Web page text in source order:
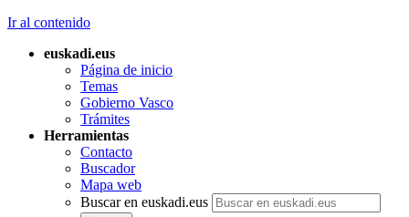
Ir al contenido
euskadi.eus
Página de inicio
Temas
Gobierno Vasco
Trámites
Herramientas
Contacto
Buscador
Mapa web
Buscar en euskadi.eus